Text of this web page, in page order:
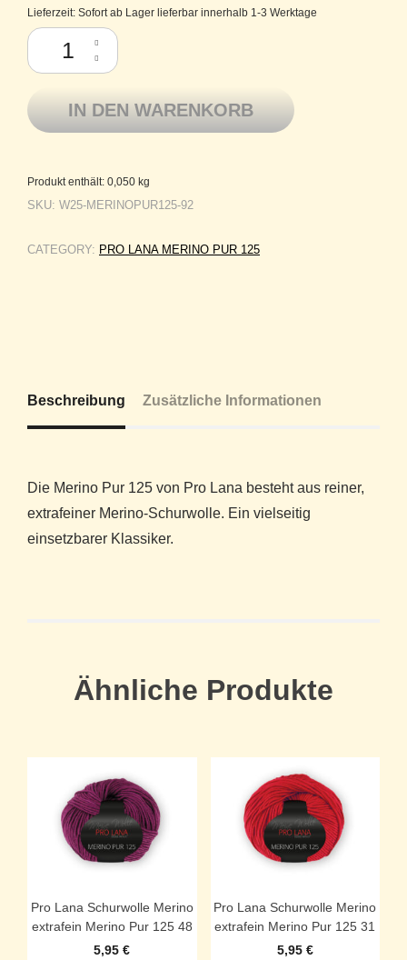
Lieferzeit: Sofort ab Lager lieferbar innerhalb 1-3 Werktage
Pro Lana Schurwolle Merino extrafein Merino Pur 125 92 Menge
IN DEN WARENKORB
Produkt enthält: 0,050 kg
SKU: W25-MERINOPUR125-92
CATEGORY: PRO LANA MERINO PUR 125
Beschreibung Zusätzliche Informationen
Die Merino Pur 125 von Pro Lana besteht aus reiner,
extrafeiner Merino-Schurwolle. Ein vielseitig
einsetzbarer Klassiker.
Ähnliche Produkte
Pro Lana Schurwolle Merino
extrafein Merino Pur 125 48
5,95€
Pro Lana Schurwolle Merino
extrafein Merino Pur 125 31
5,95 €